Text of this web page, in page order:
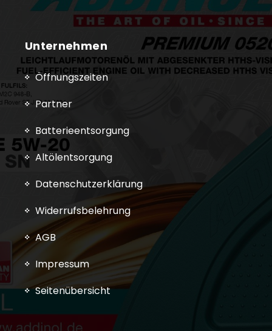
Unternehmen
Öffnungszeiten
Partner
Batterieentsorgung
Altölentsorgung
Datenschutzerklärung
Widerrufsbelehrung
AGB
Impressum
Seitenübersicht